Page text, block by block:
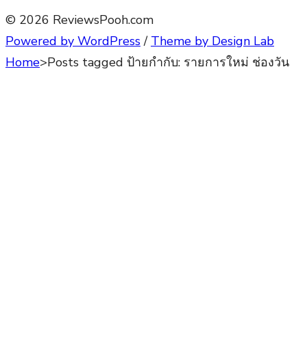
© 2026 ReviewsPooh.com
Powered by WordPress / Theme by Design Lab
Home>Posts tagged ป้ายกำกับ: รายการใหม่ ช่องวัน